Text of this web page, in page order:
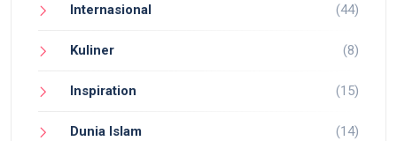
Internasional (44)
Kuliner (8)
Inspiration (15)
Dunia Islam (14)